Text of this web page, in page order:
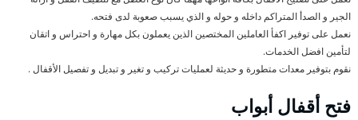
الجير و الصدأ المتراكم داخله و حوله و الذي يسبب صعوبة لدى فتحه.
نعمل على توفير اكفأ العاملين المختصين الذين يعملون بكل مهارة و احتراس و اتقان
لتأمين افضل الخدمات.
نقوم بتوفير معدات متطورة و حديثة لعمليات تركيب و تغير و تبديل و تفصيل الأقفال .
فتح أقفال أبواب